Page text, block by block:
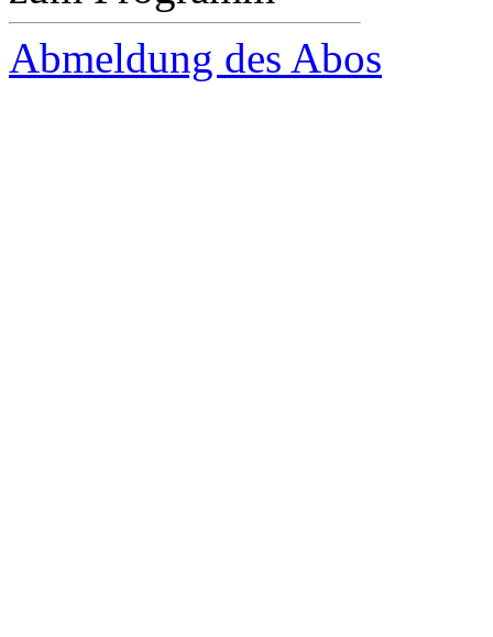
Abmeldung des Abos